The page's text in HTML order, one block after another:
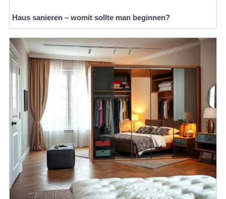
Haus sanieren – womit sollte man beginnen?